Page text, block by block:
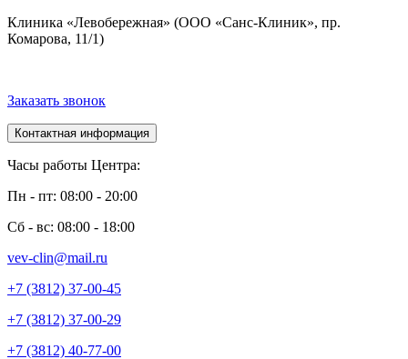
Клиника «Левобережная» (ООО «Санс-Клиник», пр.
Комарова, 11/1)
Заказать звонок
Контактная информация
Часы работы Центра:
Пн - пт: 08:00 - 20:00
Сб - вс: 08:00 - 18:00
vev-clin@mail.ru
+7 (3812) 37-00-45
+7 (3812) 37-00-29
+7 (3812) 40-77-00